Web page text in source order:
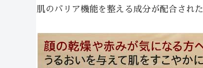
肌のバリア機能を整える成分が配合された